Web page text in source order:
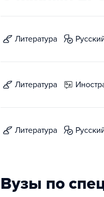
литература
литература
литература
Вузы по